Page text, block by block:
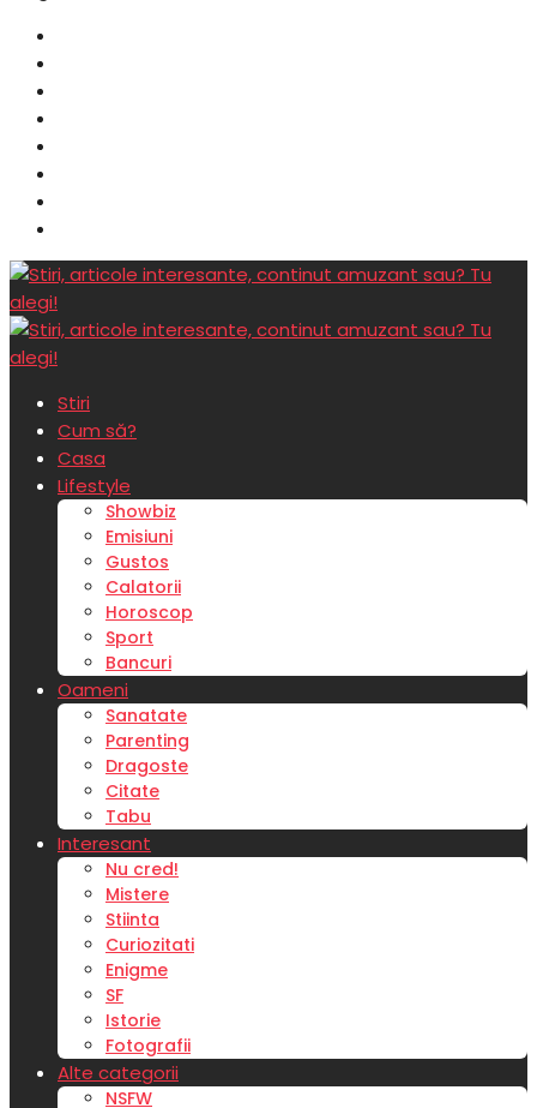
Stiri
Cum să?
Casa
Lifestyle
Showbiz
Emisiuni
Gustos
Calatorii
Horoscop
Sport
Bancuri
Oameni
Sanatate
Parenting
Dragoste
Citate
Tabu
Interesant
Nu cred!
Mistere
Stiinta
Curiozitati
Enigme
SF
Istorie
Fotografii
Alte categorii
NSFW